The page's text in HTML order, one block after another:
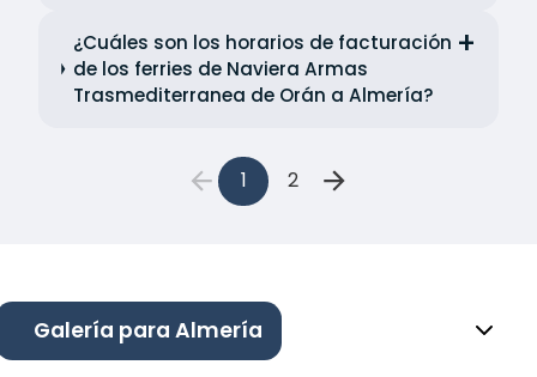
¿Cuáles son los horarios de facturación
de los ferries de Naviera Armas
Trasmediterranea de Orán a Almería?
1 2
Galería para Almería